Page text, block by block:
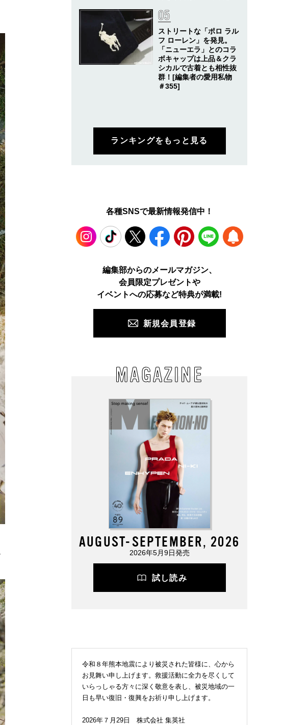
ストリートな「ポロ ラル
フ ローレン」を発見。
「ニューエラ」とのコラ
ボキャップは上品＆クラ
シカルで古着とも相性抜
群！[編集者の愛用私物
＃355]
ランキングをもっと見る
各種SNSで最新情報発信中！
TikTok Facebook Pinterest LINE
編集部からのメールマガジン、
会員限定プレゼントや
イベントへの応募など特典が満載!
新規会員登録
MAGAZINE
AUGUST-SEPTEMBER, 2026
2026年5月9日発売
試し読み
令和８年熊本地震により被災された皆様に、心から
お見舞い申し上げます。救援活動に全力を尽くして
いらっしゃる方々に深く敬意を表し、被災地域の一
日も早い復旧・復興をお祈り申し上げます。
2026年７月29日 株式会社 集英社